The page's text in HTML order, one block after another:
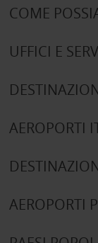
COME
UFFICI E
AEROPORTI
AEROPORTI